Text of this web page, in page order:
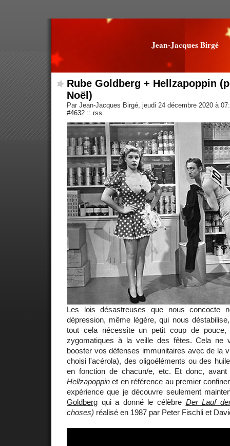
Jean-Jacques Birgé
Rube Goldberg + Hellzapoppin
Noël)
Par Jean-Jacques Birgé, jeudi 24 décembre 2020 à
#4632 :: rss
Les lois désastreuses que nous concocte
dépression, même légère, qui nous
tout cela nécessite un petit coup de
zygomatiques à la veille des fêtes. Cela ne
booster vos défenses immunitaires avec de la
choisi l'acérola), des oligoéléments ou des
en fonction de chacun/e, etc. Et donc, avant
Hellzapoppin et en référence au premier
expérience que je découvre seulement
Goldberg qui a donné le célèbre Der Lauf
choses) réalisé en 1987 par Peter Fischli et